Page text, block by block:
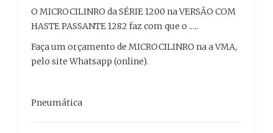
O MICROCILINRO da SÉRIE 1200 na VERSÃO COM
HASTE PASSANTE 1282 faz com que o .....
Faça um orçamento de MICROCILINRO na a VMA,
pelo site Whatsapp (online).
Pneumática